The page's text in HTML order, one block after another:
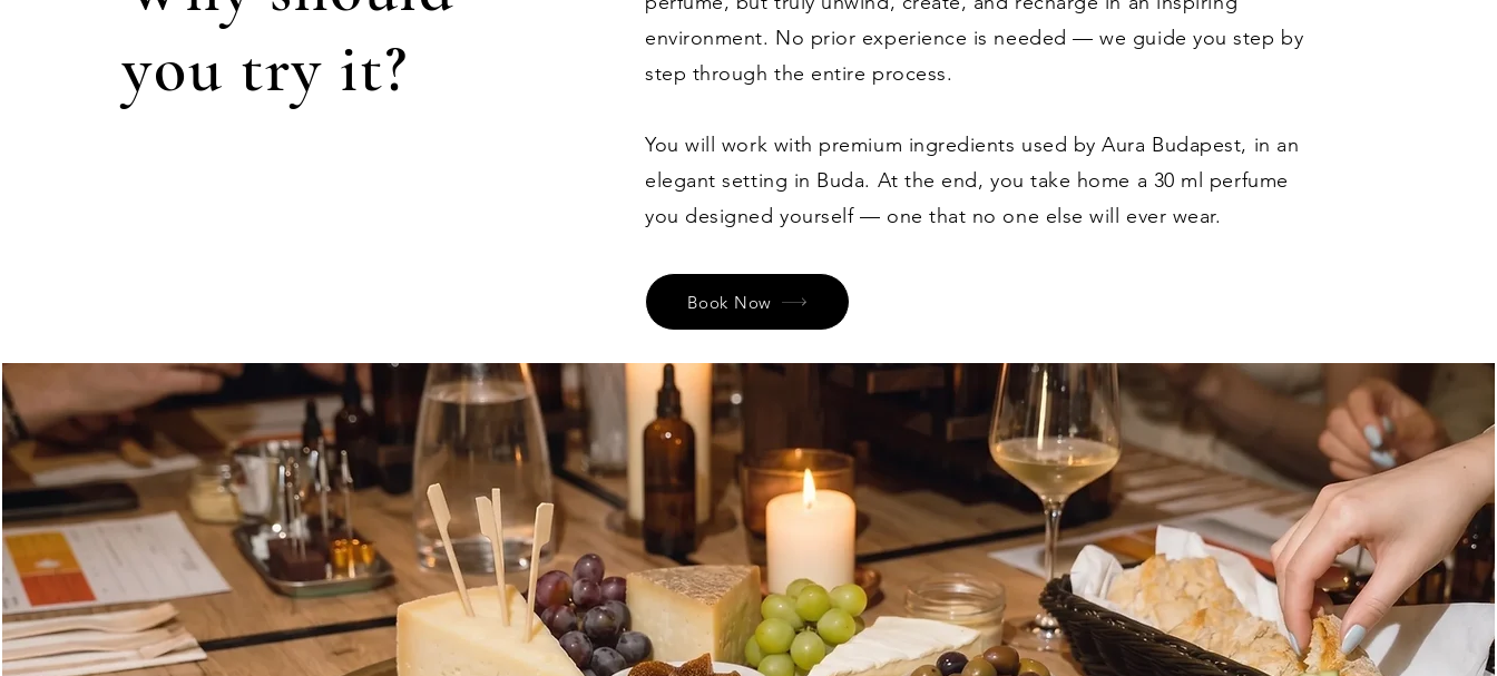
you try it?
environment. No prior experience is needed — we guide you step by
step through the entire process.
You will work with premium ingredients used by Aura Budapest, in an
elegant setting in Buda. At the end, you take home a 30 ml perfume
you designed yourself — one that no one else will ever wear.
Book Now